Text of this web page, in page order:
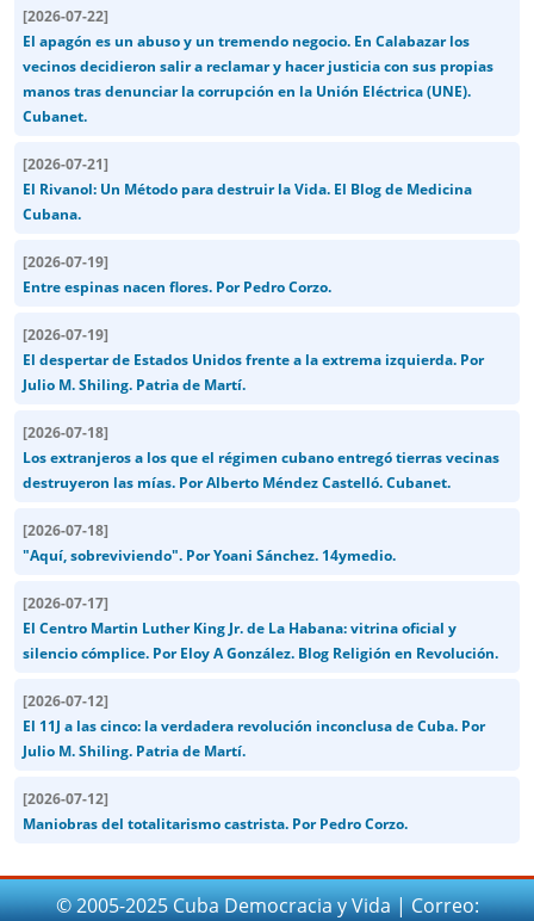
[2026-07-22]
El apagón es un abuso y un tremendo negocio. En Calabazar los
vecinos decidieron salir a reclamar y hacer justicia con sus propias
manos tras denunciar la corrupción en la Unión Eléctrica (UNE).
Cubanet.
[2026-07-21]
El Rivanol: Un Método para destruir la Vida. El Blog de Medicina
Cubana.
[2026-07-19]
Entre espinas nacen flores. Por Pedro Corzo.
[2026-07-19]
El despertar de Estados Unidos frente a la extrema izquierda. Por
Julio M. Shiling. Patria de Martí.
[2026-07-18]
Los extranjeros a los que el régimen cubano entregó tierras vecinas
destruyeron las mías. Por Alberto Méndez Castelló. Cubanet.
[2026-07-18]
"Aquí, sobreviviendo". Por Yoani Sánchez. 14ymedio.
[2026-07-17]
El Centro Martin Luther King Jr. de La Habana: vitrina oficial y
silencio cómplice. Por Eloy A González. Blog Religión en Revolución.
[2026-07-12]
El 11J a las cinco: la verdadera revolución inconclusa de Cuba. Por
Julio M. Shiling. Patria de Martí.
[2026-07-12]
Maniobras del totalitarismo castrista. Por Pedro Corzo.
© 2005-2025 Cuba Democracia y Vida | Correo: